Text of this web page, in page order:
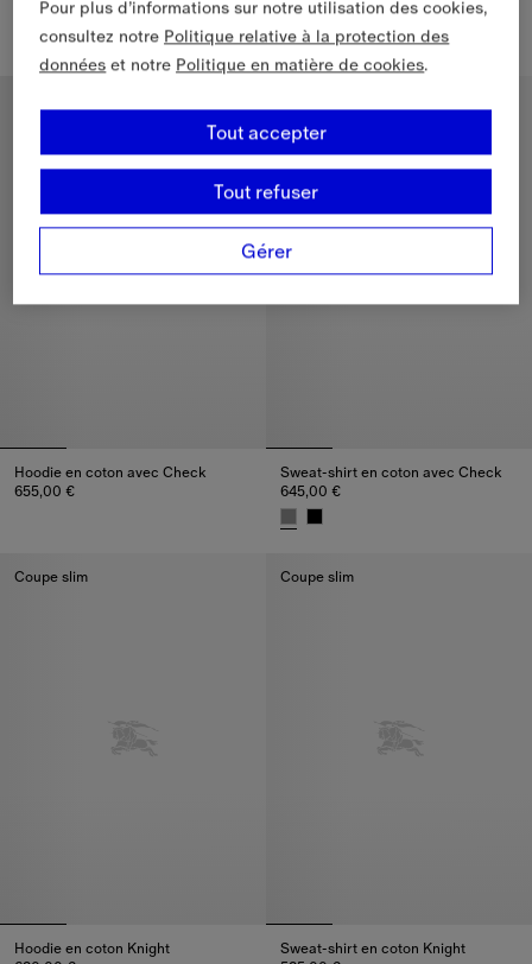
825,00 €
Hoodie zippé en coton à capuche Check, 825,00 €
645,00 €
Sweat-shirt en coton détails
Hoodie en coton avec Check
655,00 €
Hoodie en coton avec Check, 655,00 €
Sweat-shirt en coton avec Check
645,00 €
Coupe slim
Hoodie en coton Knight
Coupe slim
Sweat-shirt en coton Knight
Pour plus d’informations sur notre utilisation des cookies,
consultez notre Politique relative à la protection des
données et notre Politique en matière de cookies.
Gérer
Tout refuser
Tout accepter